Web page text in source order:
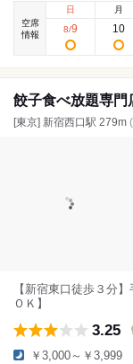
空席
情報
日
8/9
月
10
餃子食べ放題専門
[東京] 新宿西口駅 279m
【新宿東口徒歩３分
ＯＫ】
3.25
￥3,000～￥3,999